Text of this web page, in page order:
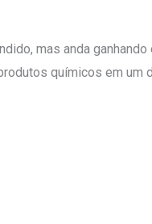
mas anda ganhando
químicos em um